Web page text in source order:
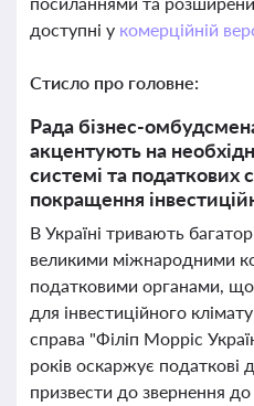
доступні у комерційній
Стисло про головне:
Рада бізнес-
акцентують на
системі та податкових
покращення
В Україні тривають
великими міжнародними
податковими органами, що
для інвестиційного
справа "Філіп Морріс
років оскаржує
призвести до звернення